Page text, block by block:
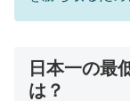
日本一の最
は？